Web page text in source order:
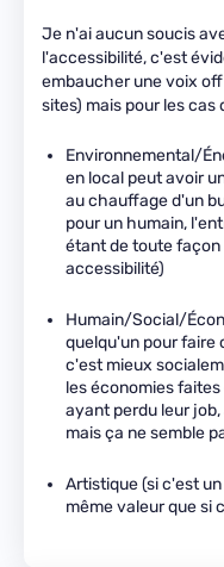
Je n'ai aucun soucis
l'accessibilité, c'est
embaucher une voix
sites) mais pour les cas
Environnemental/
en local peut avoir
au chauffage d'un
pour un humain,
étant de toute façon
accessibilité)
Humain/Social/
quelqu'un pour faire
c'est mieux
les économies
ayant perdu leur
mais ça ne semble
Artistique (si c'est
même valeur que si